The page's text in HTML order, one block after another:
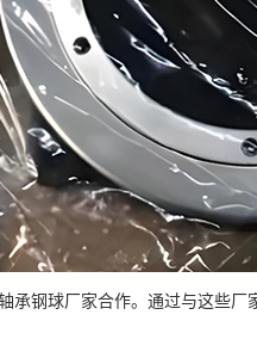
承钢球厂家合作。通过与这些